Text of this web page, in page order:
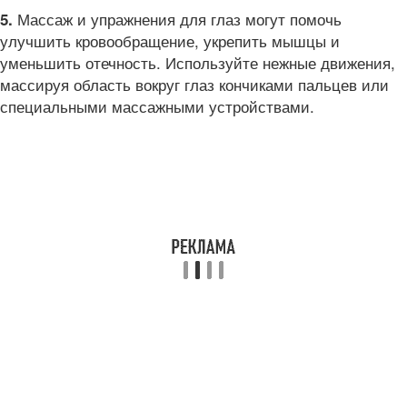
5. Массаж и упражнения для глаз могут помочь
улучшить кровообращение, укрепить мышцы и
уменьшить отечность. Используйте нежные движения,
массируя область вокруг глаз кончиками пальцев или
специальными массажными устройствами.